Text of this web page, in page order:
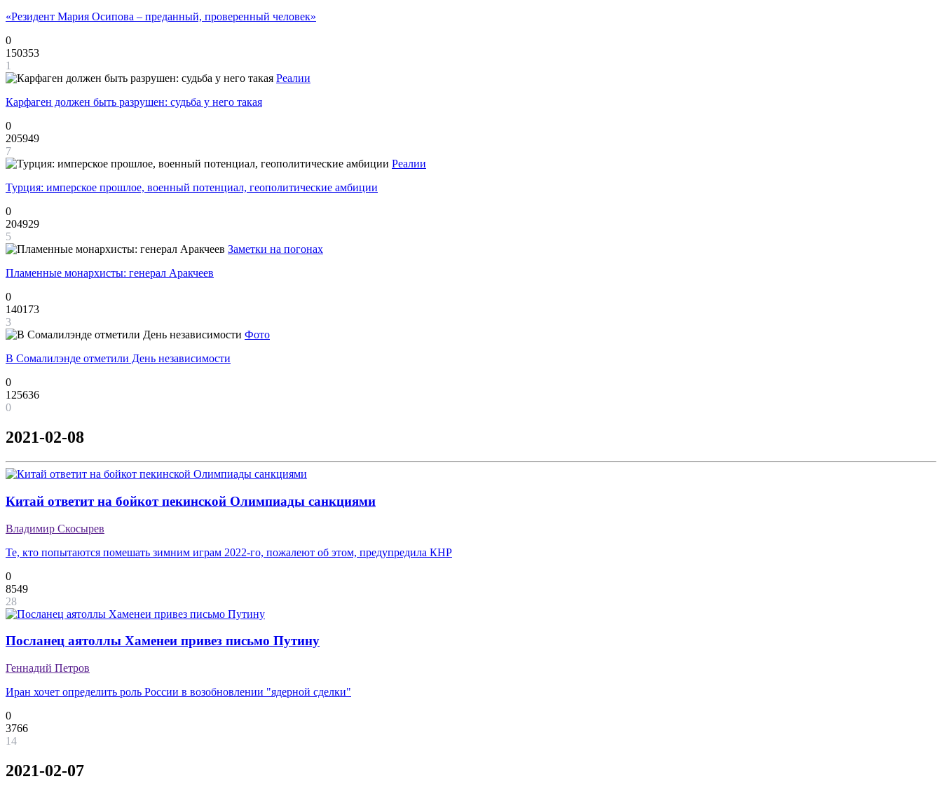
«Резидент Мария Осипова – преданный, проверенный человек»
0
150353
1
Реалии
Карфаген должен быть разрушен: судьба у него такая
0
205949
7
Реалии
Турция: имперское прошлое, военный потенциал, геополитические амбиции
0
204929
5
Заметки на погонах
Пламенные монархисты: генерал Аракчеев
0
140173
3
Фото
В Сомалилэнде отметили День независимости
0
125636
0
2021-02-08
Китай ответит на бойкот пекинской Олимпиады санкциями
Владимир Скосырев
Те, кто попытаются помешать зимним играм 2022-го, пожалеют об этом, предупредила КНР
0
8549
28
Посланец аятоллы Хаменеи привез письмо Путину
Геннадий Петров
Иран хочет определить роль России в возобновлении "ядерной сделки"
0
3766
14
2021-02-07